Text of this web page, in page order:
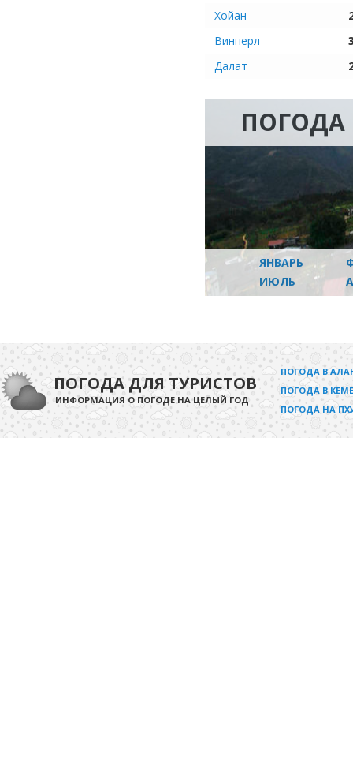
Хойан
Винперл
Далат
ПОГОДА
— ЯНВАРЬ —
— ИЮЛЬ —
ПОГОДА ДЛЯ ТУРИСТОВ
ИНФОРМАЦИЯ О ПОГОДЕ НА ЦЕЛЫЙ ГОД
ПОГОДА В
ПОГОДА В
ПОГОДА НА